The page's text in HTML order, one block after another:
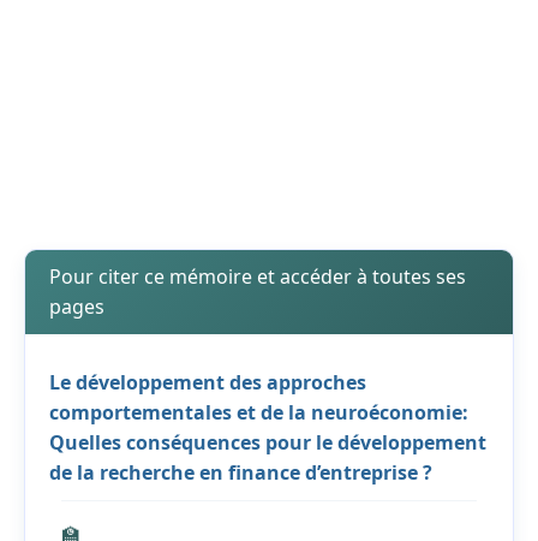
Pour citer ce mémoire et accéder à toutes ses
pages
Le développement des approches
comportementales et de la neuroéconomie:
Quelles conséquences pour le développement
de la recherche en finance d’entreprise ?
🏫